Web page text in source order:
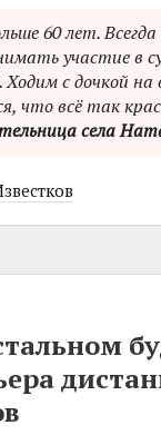
60 лет.
участие в
с дочкой на
что всё так
села